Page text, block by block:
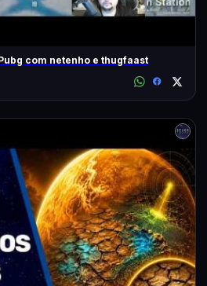
com netenho e thugfaast